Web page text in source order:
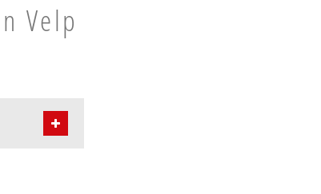
Velp